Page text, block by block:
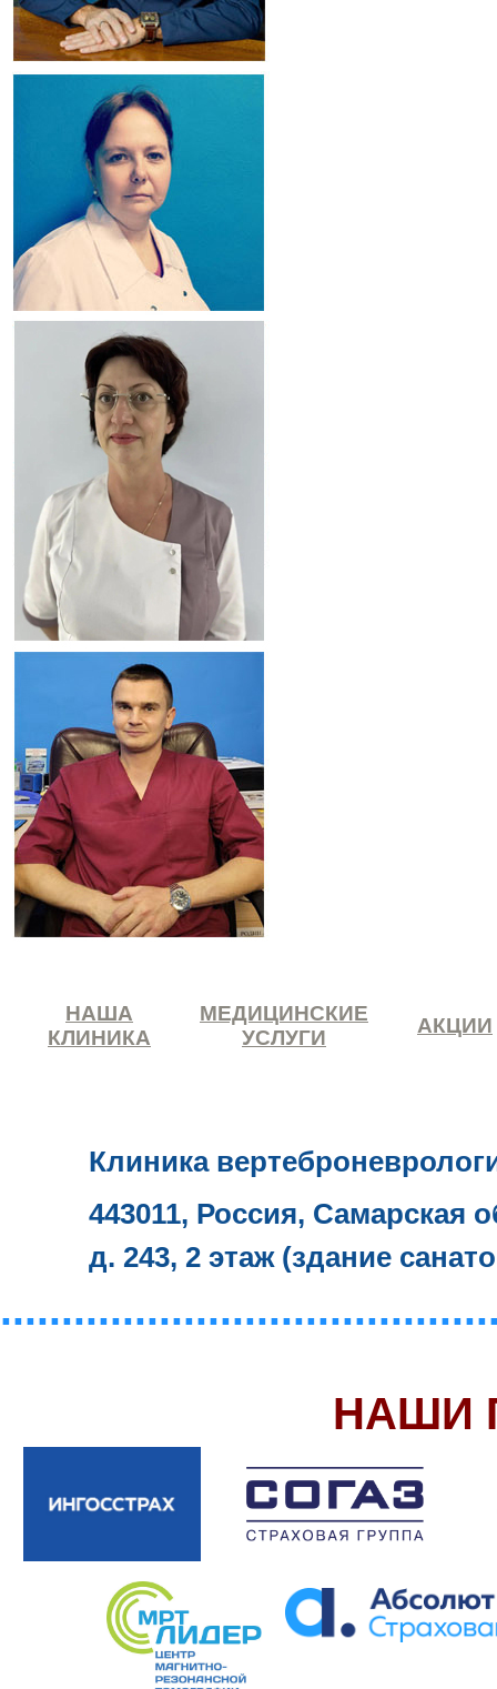
НАША
КЛИНИКА
МЕДИЦИНСКИЕ
УСЛУГИ
АКЦИИ
Клиника
443011, Россия, Самарская
д. 243, 2 этаж (здание
НАШИ